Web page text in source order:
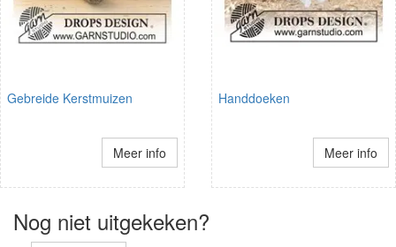
Gebreide Kerstmuizen
Meer info
Handdoeken
Meer info
Nog niet uitgekeken?